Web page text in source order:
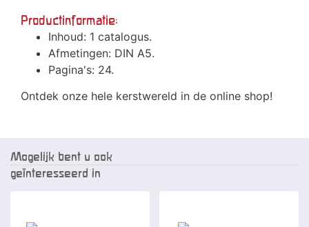
Productinformatie:
Inhoud: 1 catalogus.
Afmetingen: DIN A5.
Pagina's: 24.
Ontdek onze hele kerstwereld in de online shop!
Mogelijk bent u ook
geïnteresseerd in